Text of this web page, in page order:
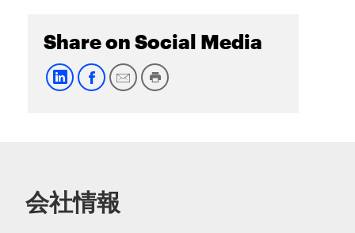
Share on Social Media
会社情報